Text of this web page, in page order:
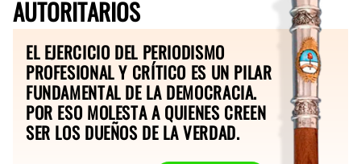
AUTORITARIOS
EL EJERCICIO DEL PERIODISMO
PROFESIONAL Y CRÍTICO ES UN PILAR
FUNDAMENTAL DE LA DEMOCRACIA.
POR ESO MOLESTA A QUIENES CREEN
SER LOS DUEÑOS DE LA VERDAD.